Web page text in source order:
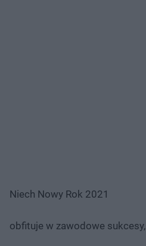
Niech Nowy Rok 2021
obfituje w zawodowe sukcesy,